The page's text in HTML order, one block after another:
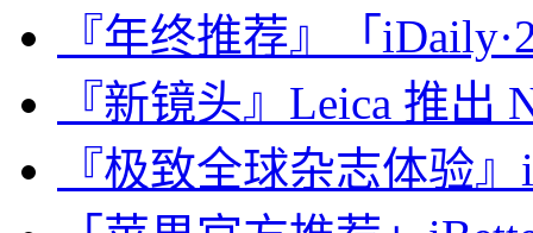
『年终推荐』「
『新镜头』Leica 推出
『极致全球杂志体验